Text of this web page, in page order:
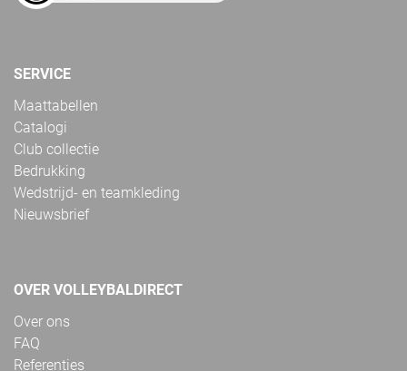
SERVICE
Maattabellen
Catalogi
Club collectie
Bedrukking
Wedstrijd- en teamkleding
Nieuwsbrief
OVER VOLLEYBALDIRECT
Over ons
FAQ
Referenties